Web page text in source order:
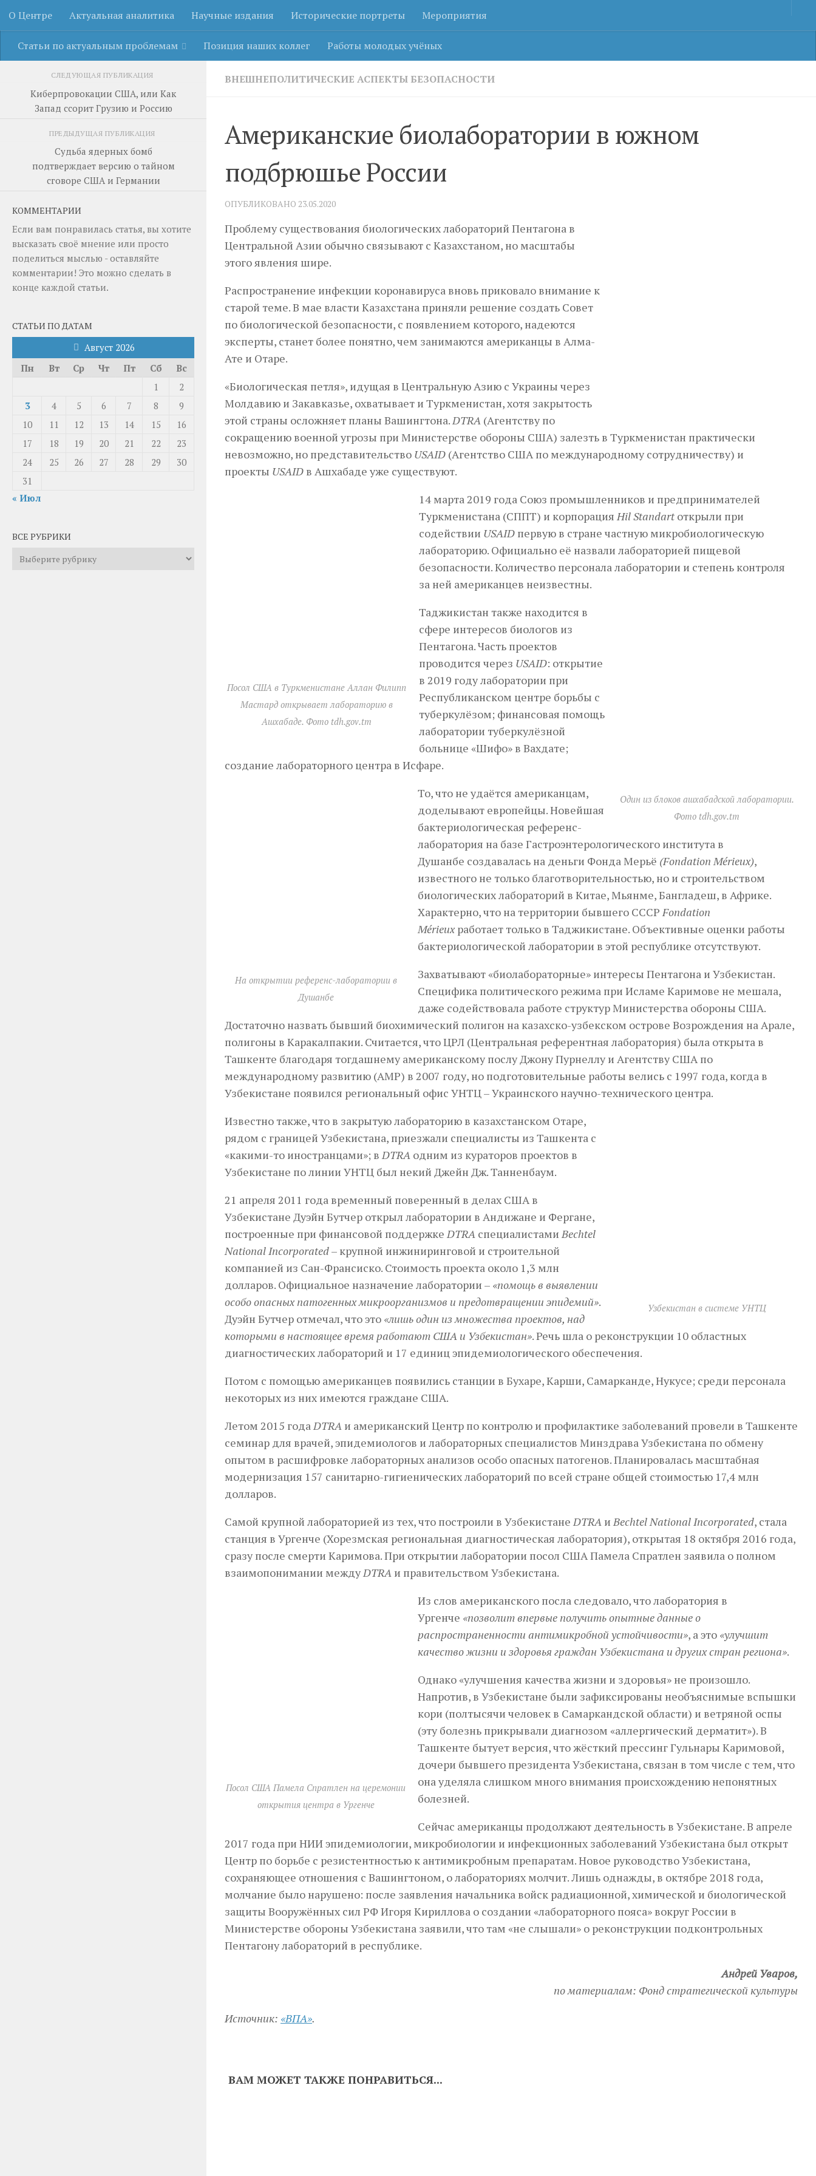
Перейти к содержимому
О Центре Актуальная аналитика Научные издания Исторические портреты Мероприятия
Статьи по актуальным проблемам Позиция наших коллег Работы молодых учёных
ВНЕШНЕПОЛИТИЧЕСКИЕ АСПЕКТЫ БЕЗОПАСНОСТИ
Американские биолаборатории в южном
подбрюшье России
ОПУБЛИКОВАНО 23.05.2020
Проблему существования биологических лабораторий Пентагона в
Центральной Азии обычно связывают с Казахстаном, но масштабы
этого явления шире.
Распространение инфекции коронавируса вновь приковало внимание к
старой теме. В мае власти Казахстана приняли решение создать Совет
по биологической безопасности, с появлением которого, надеются
эксперты, станет более понятно, чем занимаются американцы в Алма-
Ате и Отаре.
«Биологическая петля», идущая в Центральную Азию с Украины через
Молдавию и Закавказье, охватывает и Туркменистан, хотя закрытость
этой страны осложняет планы Вашингтона.DTRA (Агентству по
сокращению военной угрозы при Министерстве обороны США) залезть в Туркменистан практически
невозможно, но представительство USAID (Агентство США по международному сотрудничеству) и
проекты USAID в Ашхабаде уже существуют.
Посол США в Туркменистане Аллан Филипп
Мастард открывает лабораторию в
Ашхабаде. Фото tdh.gov.tm
14 марта 2019 года Союз промышленников и предпринимателей
Туркменистана (СППТ) и корпорацияHil Standartоткрыли при
содействии USAID первую в стране частную микробиологическую
лабораторию. Официально её назвали лабораторией пищевой
безопасности. Количество персонала лаборатории и степень контроля
за ней американцев неизвестны.
Один из блоков ашхабадской лаборатории.
Фото tdh.gov.tm
Таджикистан также находится в
сфере интересов биологов из
Пентагона. Часть проектов
проводится через USAID: открытие
в 2019 году лаборатории при
Республиканском центре борьбы с
туберкулёзом; финансовая помощь
лаборатории туберкулёзной
больнице «Шифо» в Вахдате;
создание лабораторного центра в Исфаре.
На открытии референс-лаборатории в
Душанбе
То, что не удаётся американцам,
доделывают европейцы. Новейшая
бактериологическая референс-
лаборатория на базе Гастроэнтерологического института в
Душанбе создавалась на деньги Фонда Мерьё (Fondation Mérieux),
известного не только благотворительностью, но и строительством
биологических лабораторий в Китае, Мьянме, Бангладеш, в Африке.
Характерно, что на территории бывшего СССРFondation
Mérieuxработает только в Таджикистане. Объективные оценки работы
бактериологической лаборатории в этой республике отсутствуют.
Захватывают «биолабораторные» интересы Пентагона и Узбекистан.
Специфика политического режима при Исламе Каримове не мешала,
даже содействовала работе структур Министерства обороны США.
Достаточно назвать бывший биохимический полигон на казахско-узбекском острове Возрождения на Арале,
полигоны в Каракалпакии. Считается, что ЦРЛ (Центральная референтная лаборатория) была открыта в
Ташкенте благодаря тогдашнему американскому послу Джону Пурнеллу и Агентству США по
международному развитию (АМР) в 2007 году, но подготовительные работы велись с 1997 года, когда в
Узбекистане появился региональный офис УНТЦ – Украинского научно-технического центра.
Узбекистан в системе УНТЦ
Известно также, что в закрытую лабораторию в казахстанском Отаре,
рядом с границей Узбекистана, приезжали специалисты из Ташкента с
«какими-то иностранцами»; вDTRA одним из кураторов проектов в
Узбекистане по линии УНТЦ был некий Джейн Дж. Танненбаум.
21 апреля 2011 года временный поверенный в делах США в
Узбекистане Дуэйн Бутчер открыл лаборатории в Андижане и Фергане,
построенные при финансовой поддержкеDTRA специалистамиBechtel
National Incorporated– крупной инжиниринговой и строительной
компанией из Сан-Франсиско. Стоимость проекта около 1,3 млн
долларов. Официальное назначение лаборатории – «помощь в выявлении
особо опасных патогенных микроорганизмов и предотвращении эпидемий».
Дуэйн Бутчер отмечал, что это «лишь один из множества проектов, над
которыми в настоящее время работают США и Узбекистан». Речь шла о реконструкции 10 областных
диагностических лабораторий и 17 единиц эпидемиологического обеспечения.
Потом с помощью американцев появились станции в Бухаре, Карши, Самарканде, Нукусе; среди персонала
некоторых из них имеются граждане США.
Летом 2015 годаDTRA и американский Центр по контролю и профилактике заболеваний провели в Ташкенте
семинар для врачей, эпидемиологов и лабораторных специалистов Минздрава Узбекистана по обмену
опытом в расшифровке лабораторных анализов особо опасных патогенов. Планировалась масштабная
модернизация 157 санитарно-гигиенических лабораторий по всей стране общей стоимостью 17,4 млн
долларов.
Самой крупной лабораторией из тех, что построили в УзбекистанеDTRA иBechtel National Incorporated, стала
станция в Ургенче (Хорезмская региональная диагностическая лаборатория), открытая 18 октября 2016 года,
сразу после смерти Каримова. При открытии лаборатории посол США Памела Спратлен заявила о полном
взаимопонимании междуDTRA и правительством Узбекистана.
Посол США Памела Спратлен на церемонии
открытия центра в Ургенче
Из слов американского посла следовало, что лаборатория в
Ургенче «позволит впервые получить опытные данные о
распространенности антимикробной устойчивости», а это «улучшит
качество жизни и здоровья граждан Узбекистана и других стран региона».
Однако «улучшения качества жизни и здоровья» не произошло.
Напротив, в Узбекистане были зафиксированы необъяснимые вспышки
кори (полтысячи человек в Самаркандской области) и ветряной оспы
(эту болезнь прикрывали диагнозом «аллергический дерматит»). В
Ташкенте бытует версия, что жёсткий прессинг Гульнары Каримовой,
дочери бывшего президента Узбекистана, связан в том числе с тем, что
она уделяла слишком много внимания происхождению непонятных
болезней.
Сейчас американцы продолжают деятельность в Узбекистане. В апреле
2017 года при НИИ эпидемиологии, микробиологии и инфекционных заболеваний Узбекистана был открыт
Центр по борьбе с резистентностью к антимикробным препаратам. Новое руководство Узбекистана,
сохраняющее отношения с Вашингтоном, о лабораториях молчит. Лишь однажды, в октябре 2018 года,
молчание было нарушено: после заявления начальника войск радиационной, химической и биологической
защиты Вооружённых сил РФ Игоря Кириллова о создании «лабораторного пояса» вокруг России в
Министерстве обороны Узбекистана заявили, что там «не слышали» о реконструкции подконтрольных
Пентагону лабораторий в республике.
Андрей Уваров,
по материалам: Фонд стратегической культуры
Источник: «ВПА».
ВАМ МОЖЕТ ТАКЖЕ ПОНРАВИТЬСЯ...
СЛЕДУЮЩАЯ ПУБЛИКАЦИЯ
Киберпровокации США, или Как
Запад ссорит Грузию и Россию
ПРЕДЫДУЩАЯ ПУБЛИКАЦИЯ
Судьба ядерных бомб
подтверждает версию о тайном
сговоре США и Германии
КОММЕНТАРИИ
Если вам понравилась статья, вы хотите
высказать своё мнение или просто
поделиться мыслью - оставляйте
комментарии! Это можно сделать в
конце каждой статьи.
СТАТЬИ ПО ДАТАМ
Август 2026
Пн
Вт Ср Чт Пт Сб
Вс
1
2
3
4 5 6 7 8
9
10
11 12 13 14 15
16
17
18 19 20 21 22
23
24
25 26 27 28 29
30
31
« Июл
ВСЕ РУБРИКИ
Все